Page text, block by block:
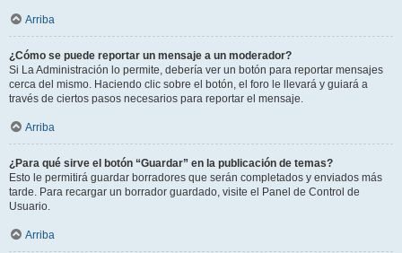
Arriba
¿Cómo se puede reportar un mensaje a un moderador?
Si La Administración lo permite, debería ver un botón para reportar mensajes
cerca del mismo. Haciendo clic sobre el botón, el foro le llevará y guiará a
través de ciertos pasos necesarios para reportar el mensaje.
Arriba
¿Para qué sirve el botón “Guardar” en la publicación de temas?
Esto le permitirá guardar borradores que serán completados y enviados más
tarde. Para recargar un borrador guardado, visite el Panel de Control de
Usuario.
Arriba